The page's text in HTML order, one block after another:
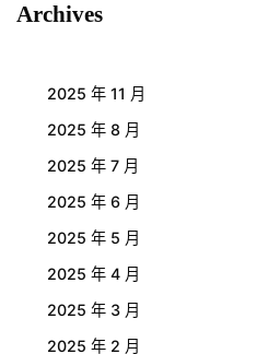
Archives
2025 年 11 月
2025 年 8 月
2025 年 7 月
2025 年 6 月
2025 年 5 月
2025 年 4 月
2025 年 3 月
2025 年 2 月